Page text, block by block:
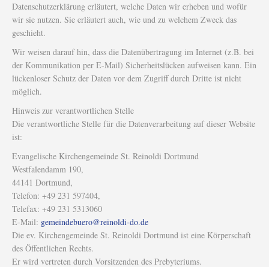
Datenschutzerklärung erläutert, welche Daten wir erheben und wofür
wir sie nutzen. Sie erläutert auch, wie und zu welchem Zweck das
geschieht.
Wir weisen darauf hin, dass die Datenübertragung im Internet (z.B. bei
der Kommunikation per E-Mail) Sicherheitslücken aufweisen kann. Ein
lückenloser Schutz der Daten vor dem Zugriff durch Dritte ist nicht
möglich.
Hinweis zur verantwortlichen Stelle
Die verantwortliche Stelle für die Datenverarbeitung auf dieser Website
ist:
Evangelische Kirchengemeinde St. Reinoldi Dortmund
Westfalendamm 190,
44141 Dortmund,
Telefon: +49 231 597404,
Telefax: +49 231 5313060
E-Mail: gemeindebuero@reinoldi-do.de
Die ev. Kirchengemeinde St. Reinoldi Dortmund ist eine Körperschaft
des Öffentlichen Rechts.
Er wird vertreten durch Vorsitzenden des Prebyteriums.